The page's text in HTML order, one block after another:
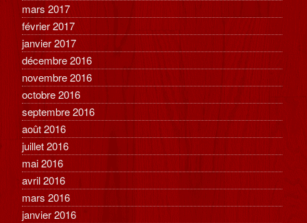
mars 2017
février 2017
janvier 2017
décembre 2016
novembre 2016
octobre 2016
septembre 2016
août 2016
juillet 2016
mai 2016
avril 2016
mars 2016
janvier 2016